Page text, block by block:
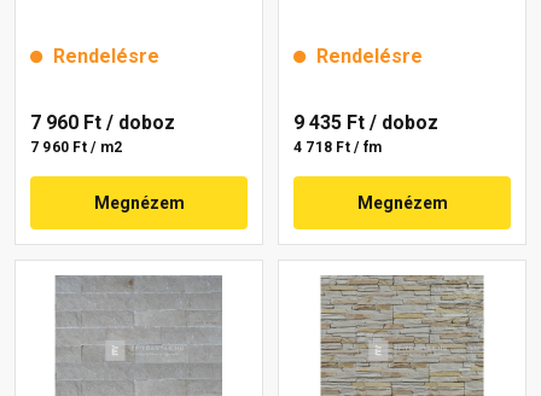
Rendelésre
7 960 Ft / doboz
7 960 Ft / m2
Megnézem
Rendelésre
9 435 Ft / doboz
4 718 Ft / fm
Megnézem